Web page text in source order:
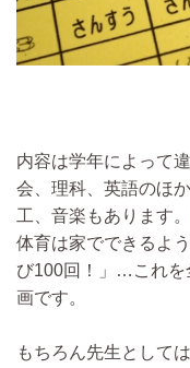
内容は学年によって
会、理科、英語のほ
工、音楽もあります。
体育は家でできるよ
び100回！」…これを
画です。
もちろん先生として